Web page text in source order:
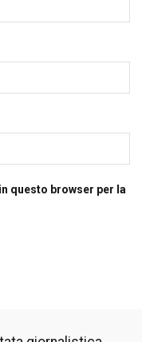
questo browser per la